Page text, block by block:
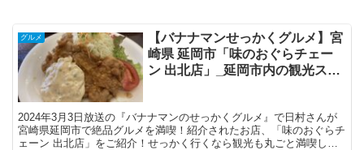
グルメ
【バナナマンせっかくグルメ】宮
崎県 延岡市「味のおぐらチェー
ン 出北店」_延岡市内の観光スポ
2024年3月3日放送の『バナナマンのせっかくグルメ』で日村さんが
宮崎県延岡市で絶品グルメを満喫！紹介されたお店、「味のおぐらチ
ェーン 出北店」をご紹介！せっかく行くなら観光も丸ごと満喫して